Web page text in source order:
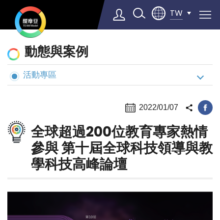
TW
▼
態
與
案
動態與案例
活動專區
2022/01/07
全球超過200位教育專家熱情
參與 第十屆全球科技領導與教
學科技高峰論壇